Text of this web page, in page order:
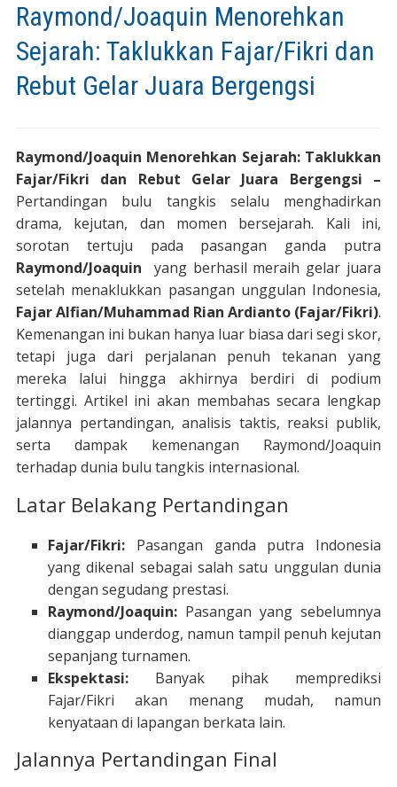
Raymond/Joaquin Menorehkan
Sejarah: Taklukkan Fajar/Fikri dan
Rebut Gelar Juara Bergengsi
Raymond/Joaquin Menorehkan Sejarah: Taklukkan
Fajar/Fikri dan Rebut Gelar Juara Bergengsi –
Pertandingan bulu tangkis selalu menghadirkan
drama, kejutan, dan momen bersejarah. Kali ini,
sorotan tertuju pada pasangan ganda putra
Raymond/Joaquin
yang berhasil meraih gelar juara
setelah menaklukkan pasangan unggulan Indonesia,
Fajar Alfian/Muhammad Rian Ardianto (Fajar/Fikri).
Kemenangan ini bukan hanya luar biasa dari segi skor,
tetapi juga dari perjalanan penuh tekanan yang
mereka lalui hingga akhirnya berdiri di podium
tertinggi. Artikel ini akan membahas secara lengkap
jalannya pertandingan, analisis taktis, reaksi publik,
serta dampak kemenangan Raymond/Joaquin
terhadap dunia bulu tangkis internasional.
Latar Belakang Pertandingan
Fajar/Fikri:Pasangan ganda putra Indonesia
yang dikenal sebagai salah satu unggulan dunia
dengan segudang prestasi.
Raymond/Joaquin:Pasangan yang sebelumnya
dianggap underdog, namun tampil penuh kejutan
sepanjang turnamen.
Ekspektasi:Banyak pihak memprediksi
Fajar/Fikri akan menang mudah, namun
kenyataan di lapangan berkata lain.
Jalannya Pertandingan Final